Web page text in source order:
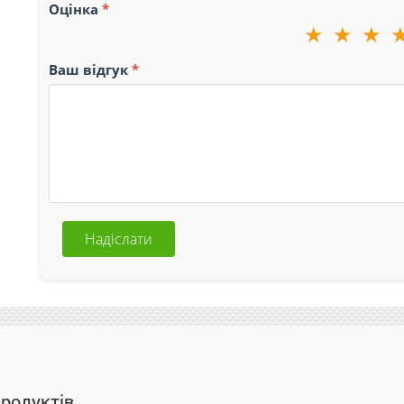
Оцінка
★
★
★
Ваш відгук
Надіслати